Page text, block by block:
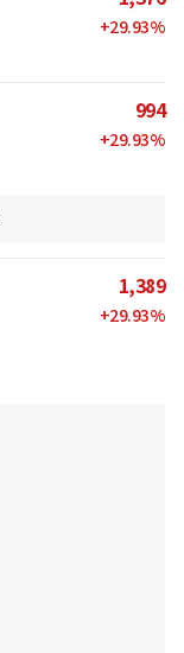
+29.93%
994
+29.93%
1,389
+29.93%